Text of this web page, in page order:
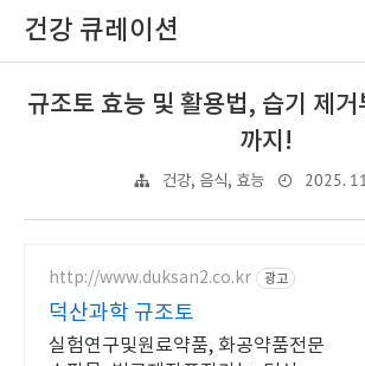
건강 큐레이션
규조토 효능 및 활용법, 습기 제거
까지!
건강, 음식, 효능 2025.
http://www.duksan2.co.kr 광고
덕산과학 규조토
실험연구및원료약품, 화공약품전문